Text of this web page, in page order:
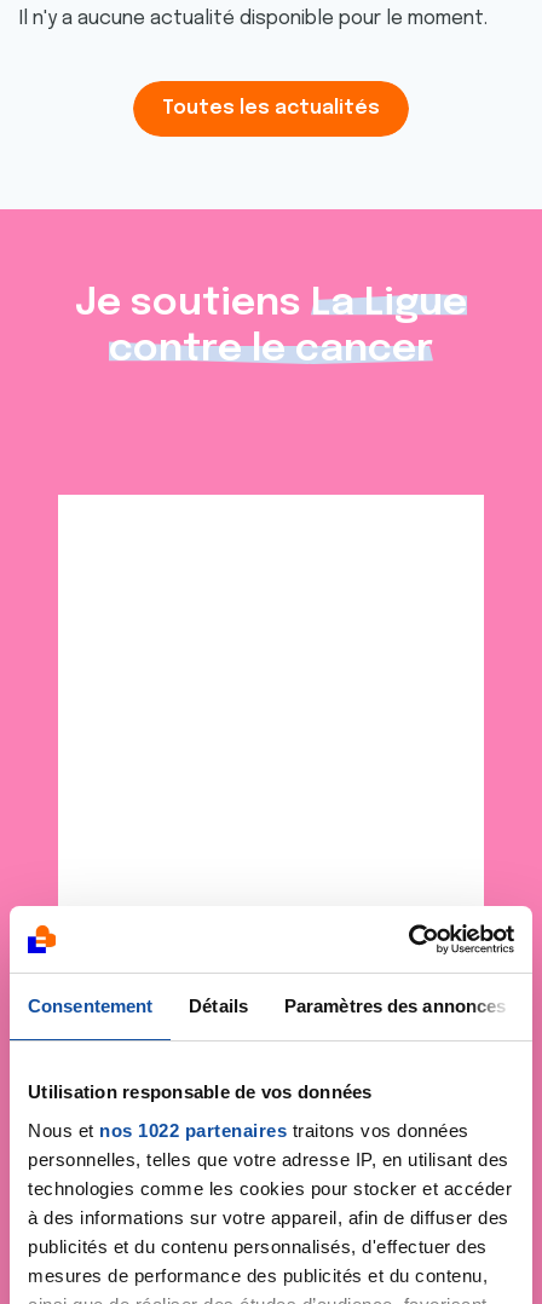
Consentement Détails Paramètres des annonces
Utilisation responsable de vos données
Nous et nos 1022 partenaires traitons vos données
personnelles, telles que votre adresse IP, en utilisant des
technologies comme les cookies pour stocker et accéder
à des informations sur votre appareil, afin de diffuser des
publicités et du contenu personnalisés, d'effectuer des
mesures de performance des publicités et du contenu,
Il n'y a aucune actualité disponible pour le moment.
Toutes les actualités
Je soutiens La Ligue
contre le cancer